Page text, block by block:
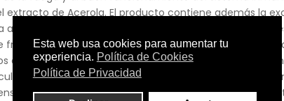
extracto de Acerola. El producto contiene además la
a partir de 600 mg de jalea real fresca. La formulación
frutos rojos Cyanidin-3, de elevado contenido en
de Arándano, Saúco y Mora específicamente
el zumo liofilizado de Arándano ejerce una acción
naturales del organismo. Por sus características,